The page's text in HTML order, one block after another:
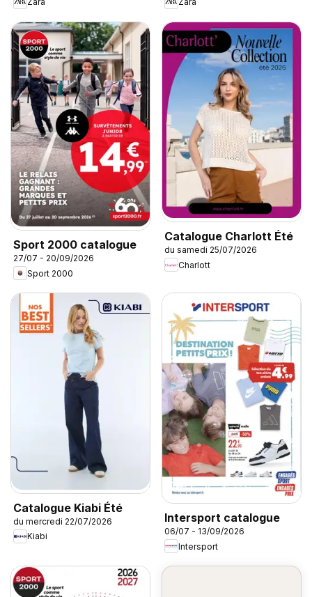
Sport 2000 catalogue
27/07 - 20/09/2026
Sport 2000
Catalogue Charlott Été
du samedi 25/07/2026
Charlott
Catalogue Kiabi Été
du mercredi 22/07/2026
Kiabi
Intersport catalogue
06/07 - 13/09/2026
Intersport